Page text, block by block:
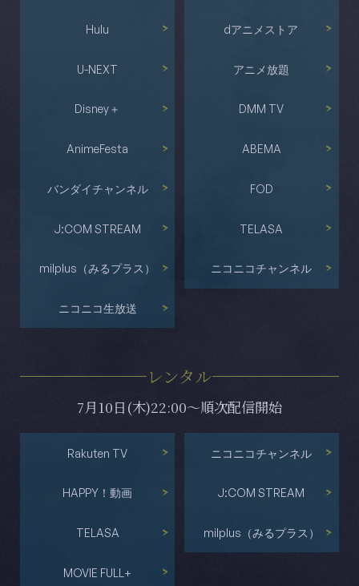
Hulu dアニメストア
U-NEXT アニメ放題
Disney＋ DMM TV
AnimeFesta ABEMA
バンダイチャンネル FOD
J:COM STREAM TELASA
milplus（みるプラス） ニコニコチャンネル
ニコニコ生放送
レンタル
7月10日(木)22:00～順次配信開始
Rakuten TV ニコニコチャンネル
HAPPY！動画 J:COM STREAM
TELASA milplus（みるプラス）
MOVIE FULL+